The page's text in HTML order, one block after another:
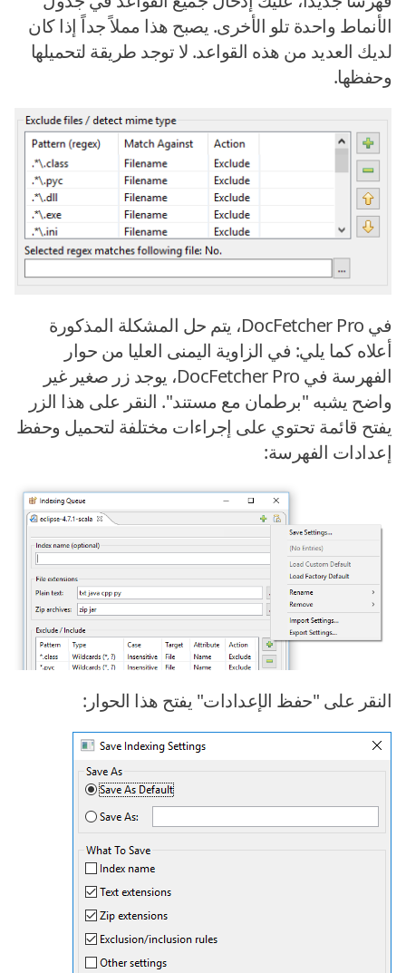
الأنماط واحدة تلو الأخرى. يصبح هذا مملاً جداً إذا كان
لديك العديد من هذه القواعد. لا توجد طريقة لتحميلها
وحفظها.
في DocFetcher Pro، يتم حل المشكلة المذكورة
أعلاه كما يلي: في الزاوية اليمنى العليا من حوار
الفهرسة في DocFetcher Pro، يوجد زر صغير غير
واضح يشبه "برطمان مع مستند". النقر على هذا الزر
يفتح قائمة تحتوي على إجراءات مختلفة لتحميل وحفظ
إعدادات الفهرسة:
النقر على "حفظ الإعدادات" يفتح هذا الحوار: